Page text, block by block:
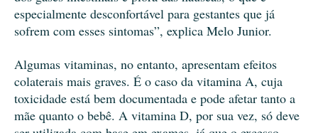
especialmente desconfortável para gestantes que já
sofrem com esses sintomas”, explica Melo Junior.
Algumas vitaminas, no entanto, apresentam efeitos
colaterais mais graves. É o caso da vitamina A, cuja
toxicidade está bem documentada e pode afetar tanto a
mãe quanto o bebê. A vitamina D, por sua vez, só deve